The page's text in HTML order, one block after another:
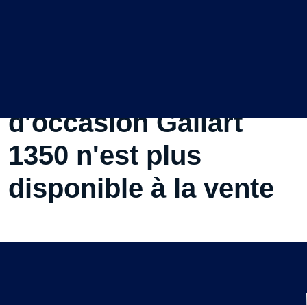
d'occasion Gallart
1350 n'est plus
disponible à la vente